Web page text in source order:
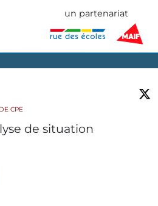
un partenariat
CPE
de situation